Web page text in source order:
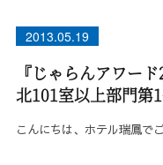
2013.05.19
『じゃらんアワー
北101室以上部門第
こんにちは、ホテル瑞鳳で